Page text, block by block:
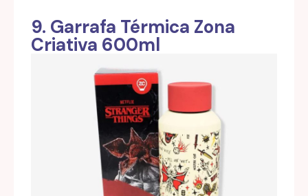
9. Garrafa Térmica Zona
Criativa 600ml